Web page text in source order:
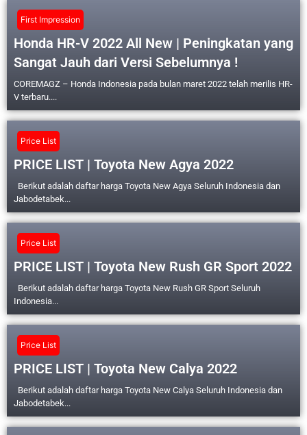
First Impression
Honda HR-V 2022 All New | Peningkatan yang
Sangat Jauh dari Versi Sebelumnya !
COREMAGZ – Honda Indonesia pada bulan maret 2022 telah merilis HR-
V terbaru....
Price List
PRICE LIST | Toyota New Agya 2022
Berikut adalah daftar harga Toyota New Agya Seluruh Indonesia dan
Jabodetabek...
Price List
PRICE LIST | Toyota New Rush GR Sport 2022
Berikut adalah daftar harga Toyota New Rush GR Sport Seluruh
Indonesia...
Price List
PRICE LIST | Toyota New Calya 2022
Berikut adalah daftar harga Toyota New Calya Seluruh Indonesia dan
Jabodetabek...